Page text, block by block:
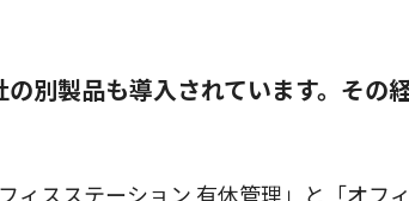
別製品も導入されています。その
ィスステーション 有休管理」と「オフ